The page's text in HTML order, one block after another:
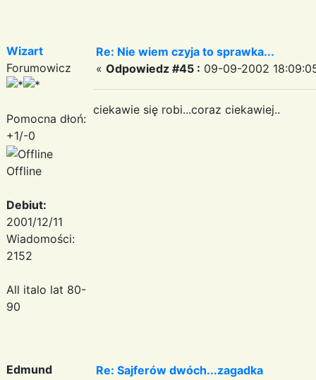
Wizart
Forumowicz
Pomocna dłoń:
+1/-0
Offline
Debiut:
2001/12/11
Wiadomości:
2152
All italo lat 80-
90
Re: Nie wiem czyja to sprawka...
« Odpowiedz #45 : 09-09-2002
ciekawie się robi...coraz ciekawiej..
Edmund
Re: Sajferów dwóch...zagadka